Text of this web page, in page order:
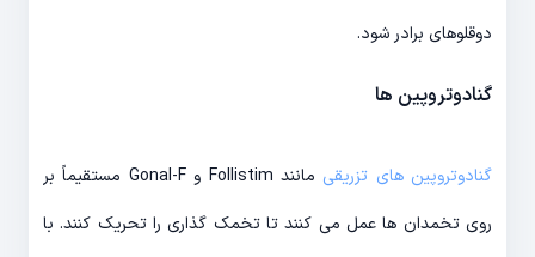
دوقلوهای برادر شود.
گنادوتروپین ها
گنادوتروپین های تزریقی
مانند Follistim و Gonal-F مستقیماً بر
روی تخمدان ها عمل می کنند تا تخمک گذاری را تحریک کنند. با